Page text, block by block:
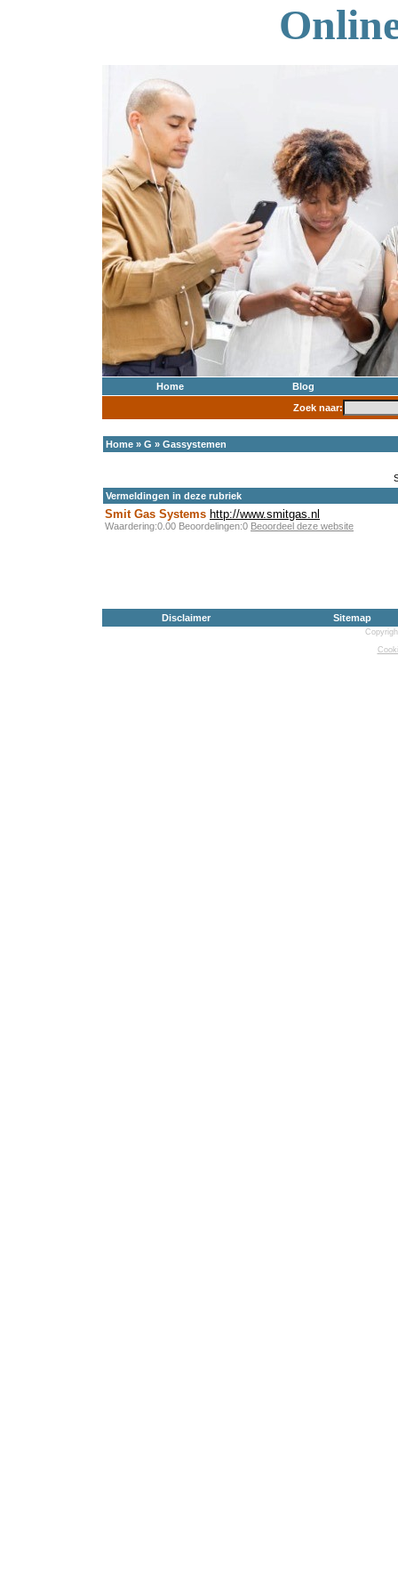
Home
Blog
Zoek naar:
Home » G » Gassystemen
Vermeldingen in deze rubriek
Smit Gas Systems http://www.smitgas.nl
Waardering:0.00 Beoordelingen:0 Beoordeel deze website
Disclaimer Sitemap